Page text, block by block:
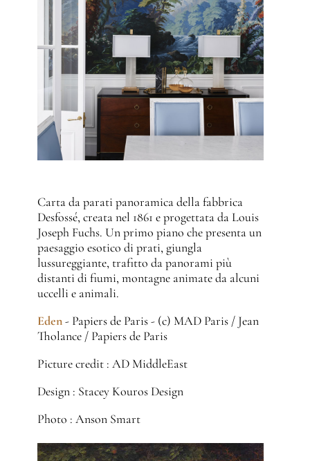
Carta da parati panoramica della fabbrica
Desfossé, creata nel 1861 e progettata da Louis
Joseph Fuchs. Un primo piano che presenta un
paesaggio esotico di prati, giungla
lussureggiante, trafitto da panorami più
distanti di fiumi, montagne animate da alcuni
uccelli e animali.
Eden- Papiers de Paris - (c) MAD Paris / Jean
Tholance / Papiers de Paris
Picture credit : AD MiddleEast
Design : Stacey Kouros Design
Photo : Anson Smart